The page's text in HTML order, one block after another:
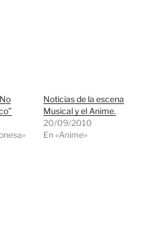
Noticias de la escena
Musical y el Anime.
20/09/2010
En «Anime»